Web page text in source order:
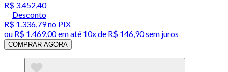
R$ 3.452,40
Desconto
R$ 1.336,79no PIX
ou R$ 1.469,00em até 10x de R$ 146,90 sem juros
COMPRAR AGORA